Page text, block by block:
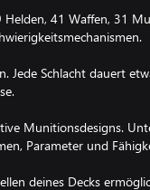
41 Waffen, 31
Jede Schlacht dauert
Munitionsdesigns.
Parameter und
deines Decks